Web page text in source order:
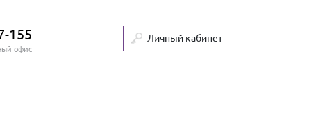
155
офис
Личный кабинет